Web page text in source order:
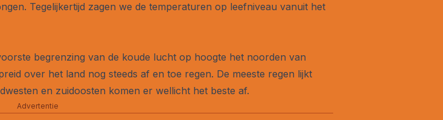
Tegelijkertijd zagen we de temperaturen op leefniveau vanuit het
begrenzing van de koude lucht op hoogte het noorden van
over het land nog steeds af en toe regen. De meeste regen lijkt
en zuidoosten komen er wellicht het beste af.
Advertentie